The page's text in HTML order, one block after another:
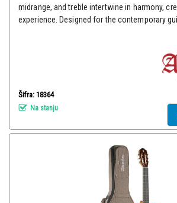
midrange, and treble intertwine in harmony,
experience. Designed for the contemporary
Šifra: 18364
Na stanju